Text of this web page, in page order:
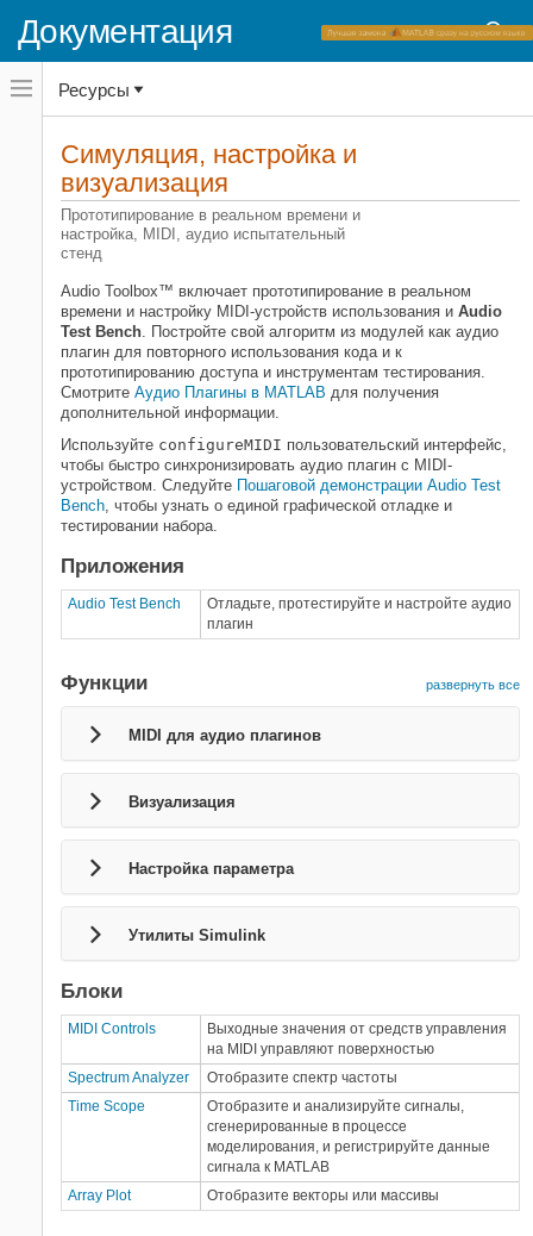
Документация
Переключатель
навигационного
меню
переключатель
навигационного
Audio Toolbox
Категория
Начало работы с Audio Toolbox
сигналов
Проект алгоритма обработки
аудиоданных
Машинное обучение и глубокое
обучение для аудио
Измерения и пространственное
аудио
Симуляция, настройка и
визуализация
Цифровой интерфейс музыкальных
инструментов (MIDI)
Аудио сменное создание и хостинг
Генерация кода и развертывание
Ресурсы
Симуляция, настройка и
визуализация
Прототипирование в реальном времени и
настройка, MIDI, аудио испытательный
стенд
Audio Toolbox™ включает прототипирование в реальном
времени и настройку MIDI-устройств использования и Audio
Test Bench. Постройте свой алгоритм из модулей как аудио
плагин для повторного использования кода и к
прототипированию доступа и инструментам тестирования.
Смотрите Аудио Плагины в MATLAB для получения
дополнительной информации.
Используйте configureMIDI пользовательский интерфейс,
чтобы быстро синхронизировать аудио плагин с MIDI-
устройством. Следуйте Пошаговой демонстрации Audio Test
Bench, чтобы узнать о единой графической отладке и
тестировании набора.
Приложения
Audio Test Bench
Отладьте, протестируйте и настройте аудио
плагин
Функции развернуть все
MIDI для аудио плагинов
Визуализация
Настройка параметра
Утилиты Simulink
Блоки
MIDI Controls
Выходные значения от средств управления
на MIDI управляют поверхностью
Spectrum Analyzer
Отобразите спектр частоты
Time Scope
Отобразите и анализируйте сигналы,
сгенерированные в процессе
моделирования, и регистрируйте данные
сигнала к MATLAB
Array Plot
Отобразите векторы или массивы